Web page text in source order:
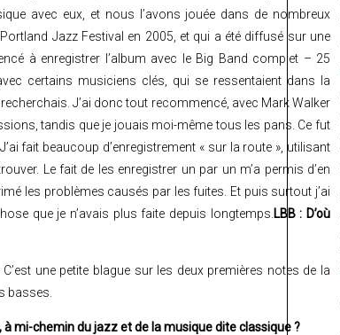
avec eux, et nous l’avons jouée dans de nombreux
Jazz Festival en 2005, et qui a été diffusé sur une
à enregistrer l’album avec le Big Band complet – 25
certains musiciens clés, qui se ressentaient dans la
J’ai donc tout recommencé, avec Mark Walker
tandis que je jouais moi-même tous les pans. Ce fut
fait beaucoup d’enregistrement « sur la route », utilisant
Le fait de les enregistrer un par un m’a permis d’en
les problèmes causés par les fuites. Et puis surtout j’ai
que je n’avais plus faite depuis longtemps. LBB : D’où
une petite blague sur les deux premières notes de la
basses.
mi-chemin du jazz et de la musique dite classique ?